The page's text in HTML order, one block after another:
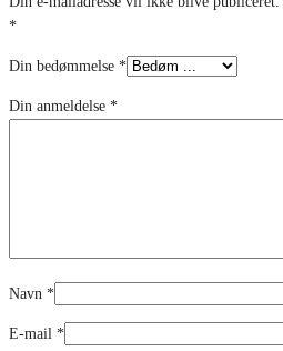
*
Din bedømmelse *
Din anmeldelse *
Navn *
E-mail *